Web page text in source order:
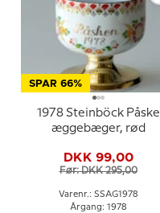
SPAR 66%
1978 Steinböck Påske
æggebæger, rød
DKK 99,00
Før: DKK 295,00
Varenr.: SSAG1978
Årgang: 1978